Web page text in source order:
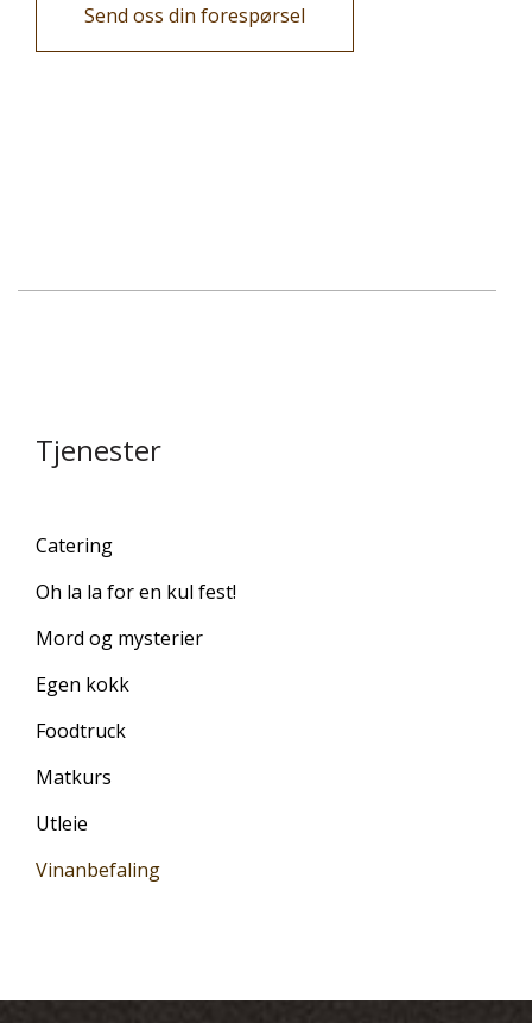
Send oss din forespørsel
Tjenester
Catering
Oh la la for en kul fest!
Mord og mysterier
Egen kokk
Foodtruck
Matkurs
Utleie
Vinanbefaling